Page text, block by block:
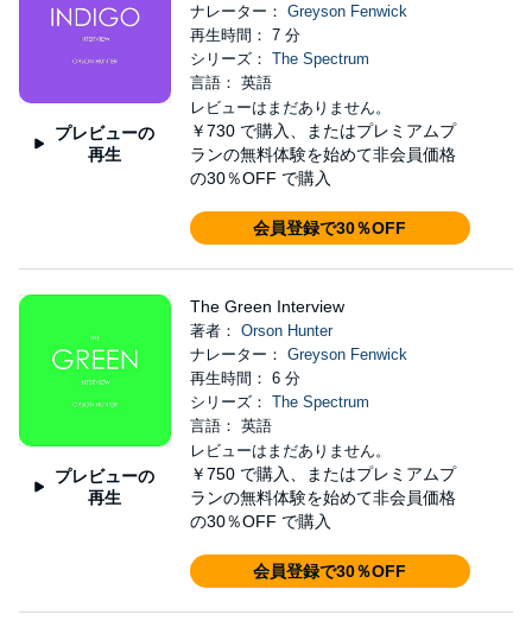
プレビューの
再生
ナレーター： Greyson Fenwick
再生時間： 7 分
シリーズ： The Spectrum
言語： 英語
レビューはまだありません。
￥730 で購入、またはプレミアムプ
ランの無料体験を始めて非会員価格
の30％OFF で購入
会員登録で30％OFF
プレビューの
再生
The Green Interview
著者： Orson Hunter
ナレーター： Greyson Fenwick
再生時間： 6 分
シリーズ： The Spectrum
言語： 英語
レビューはまだありません。
￥750 で購入、またはプレミアムプ
ランの無料体験を始めて非会員価格
の30％OFF で購入
会員登録で30％OFF